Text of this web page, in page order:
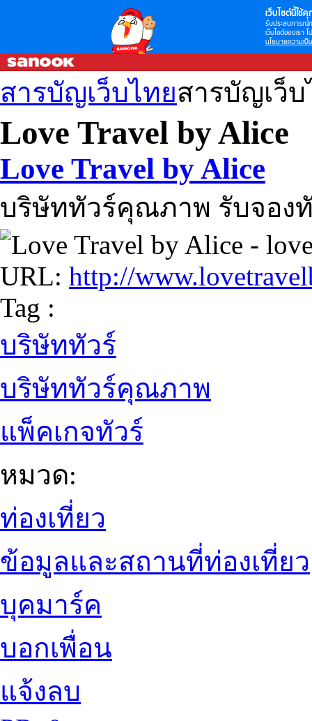
เว็บไซต์นี้ใช้คุ
รับประสบการณ์
เว็บไซต์ของเรา
นโยบายความเป็
สารบัญเว็บไทยสารบัญเว็
Love Travel by Alice
Love Travel by Alice
บริษัททัวร์คุณภาพ รับจอง
URL: http://
Tag :
บริษัททัวร์
บริษัททัวร์คุณภาพ
แพ็คเกจทัวร์
หมวด:
ท่องเที่ยว
ข้อมูลและสถานที่ท่องเที่ยว
บุคมาร์ค
บอกเพื่อน
แจ้งลบ